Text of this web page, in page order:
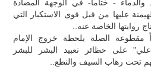
- ختاماً- في الوجهة المضادة
عليها من قبل قوى الاستكبار التي
روايتها الخاصة عنه..
مقطوعة الصلة بلحظة خروج الإمام
على حظائر تعبيد البشر للبشر
تحت رهاب السيف والنطع..